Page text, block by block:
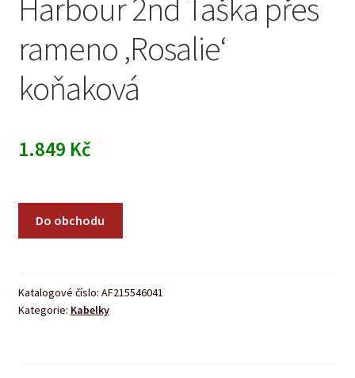
Harbour 2nd Taška přes
rameno ‚Rosalie‘
koňaková
1.849 Kč
Do obchodu
Katalogové číslo: AF215546041
Kategorie: Kabelky